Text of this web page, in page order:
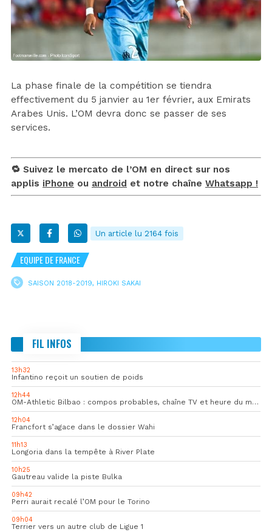
La phase finale de la compétition se tiendra
effectivement du 5 janvier au 1er février, aux Emirats
Arabes Unis. L’OM devra donc se passer de ses
services.
🔁 Suivez le mercato de l’OM en direct sur nos
applis iPhone ou android et notre chaîne Whatsapp !
Un article lu 2164 fois
EQUIPE DE FRANCE
SAISON 2018-2019, HIROKI SAKAI
FIL INFOS
13h32
Infantino reçoit un soutien de poids
12h44
OM-Athletic Bilbao : compos probables, chaîne TV et heure du match
12h04
Francfort s’agace dans le dossier Wahi
11h13
Longoria dans la tempête à River Plate
10h25
Gautreau valide la piste Bulka
09h42
Perri aurait recalé l’OM pour le Torino
09h04
Terrier vers un autre club de Ligue 1